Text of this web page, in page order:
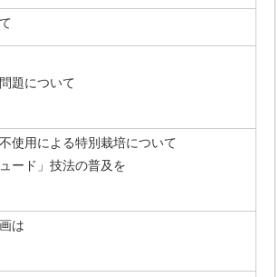
題について
使用による特別栽培について
ード」技法の普及を
は